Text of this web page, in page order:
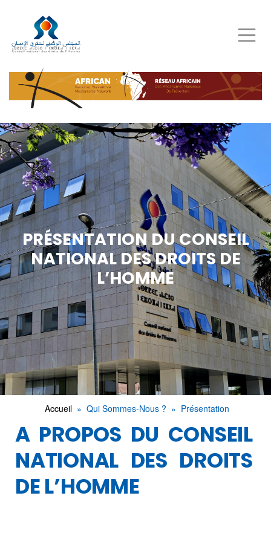
au
contenu
principal
PRÉSENTATION DU CONSEIL
NATIONAL DES DROITS DE
L’HOMME
Accueil Qui Sommes-Nous ? Présentation
A PROPOS DU CONSEIL
NATIONAL DES DROITS
DE L’HOMME